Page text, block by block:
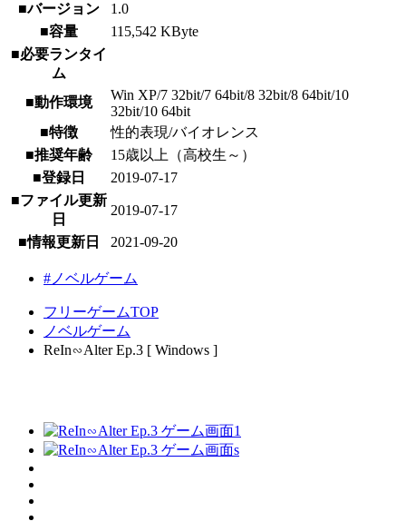
■バージョン
1.0
■容量
115,542 KByte
■必要ランタイ
ム
■動作環境
Win XP/7 32bit/7 64bit/8 32bit/8 64bit/10
32bit/10 64bit
■特徴
性的表現/バイオレンス
■推奨年齢
15歳以上（高校生～）
■登録日
2019-07-17
■ファイル更新
日
2019-07-17
■情報更新日 2021-09-20
#ノベルゲーム
フリーゲームTOP
ノベルゲーム
ReIn∽Alter Ep.3 [ Windows ]